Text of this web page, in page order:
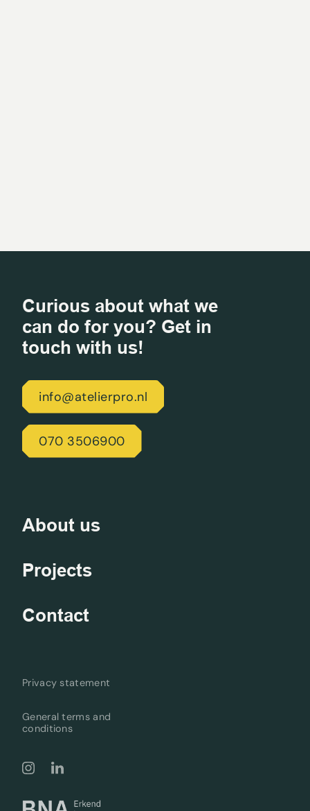
Curious about what we
can do for you? Get in
touch with us!
info@atelierpro.nl
070 3506900
About us
Projects
Contact
Privacy statement
General terms and
conditions